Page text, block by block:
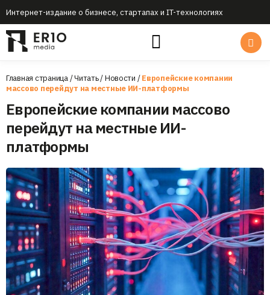
Интернет-издание о бизнесе, стартапах и IT-технологиях
Главная страница/Читать/Новости /Европейские компании
массово перейдут на местные ИИ-платформы
Европейские компании массово
перейдут на местные ИИ-
платформы